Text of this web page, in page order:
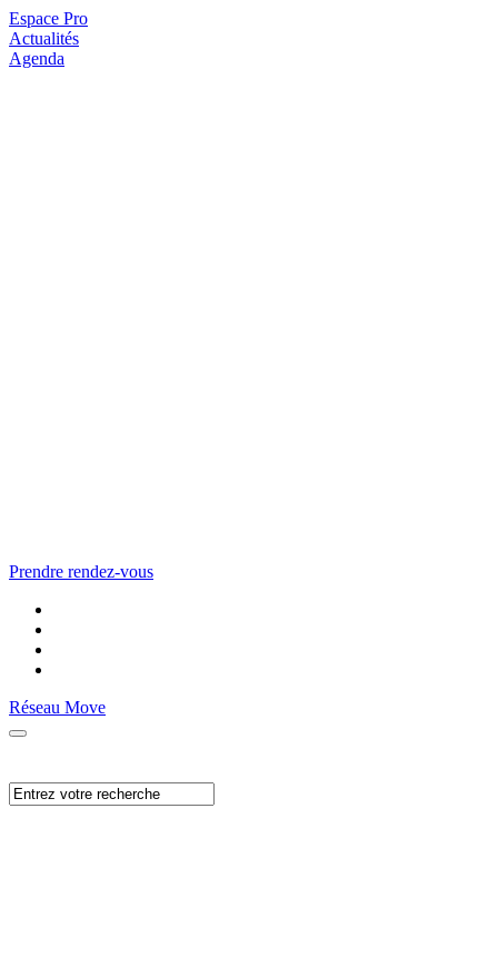
Espace Pro
Actualités
Agenda
Prendre rendez-vous
Réseau Move